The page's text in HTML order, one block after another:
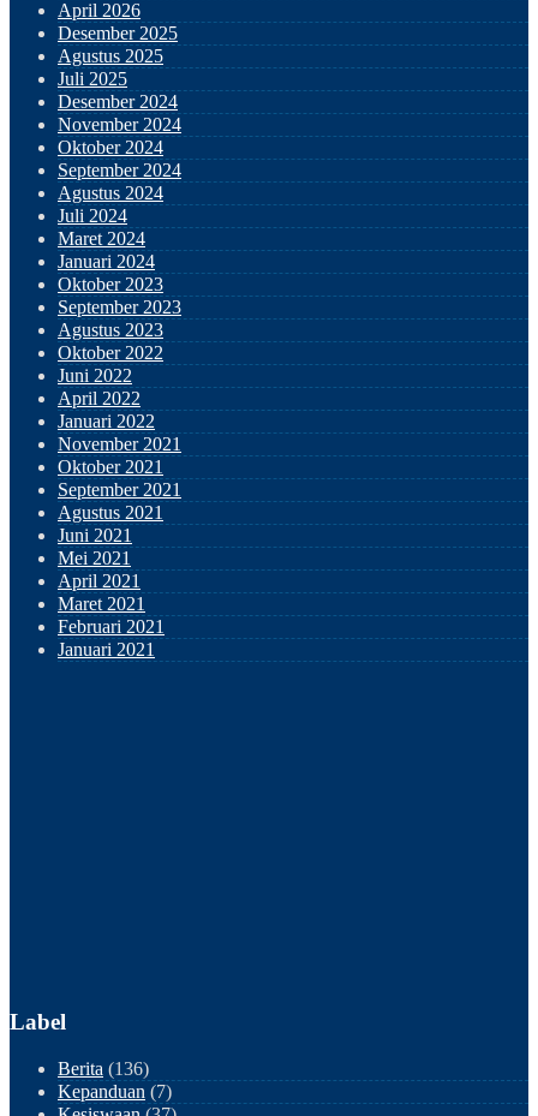
April 2026
Desember 2025
Agustus 2025
Juli 2025
Desember 2024
November 2024
Oktober 2024
September 2024
Agustus 2024
Juli 2024
Maret 2024
Januari 2024
Oktober 2023
September 2023
Agustus 2023
Oktober 2022
Juni 2022
April 2022
Januari 2022
November 2021
Oktober 2021
September 2021
Agustus 2021
Juni 2021
Mei 2021
April 2021
Maret 2021
Februari 2021
Januari 2021
Label
Berita (136)
Kepanduan (7)